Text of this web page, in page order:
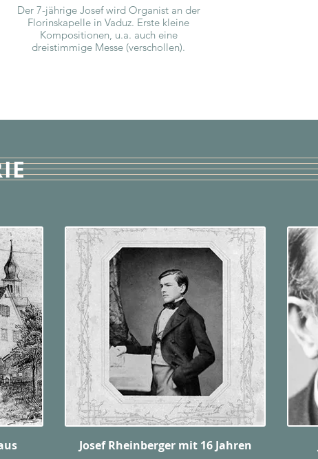
Der 7-jährige Josef wird Organist an der
Florinskapelle in Vaduz. Erste kleine
Kompositionen, u.a. auch eine
dreistimmige Messe (verschollen).
Josef Rheinberger mit 16 Jahren